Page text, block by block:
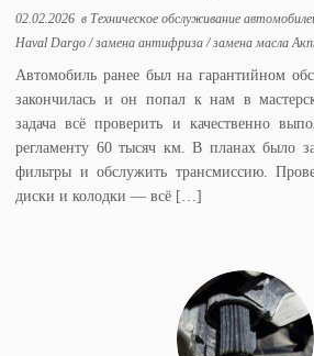
02.02.2026 в Техническое обслуживание
Haval Dargo/замена антифриза/замена масла
Автомобиль ранее был на гарантийном
закончилась и он попал к нам в
задача всё проверить и качественно
регламенту 60 тысяч км. В планах было
фильтры и обслужить трансмиссию.
диски и колодки — всё […]